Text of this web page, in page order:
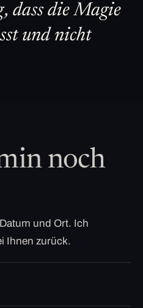
dass die Magie
und nicht
noch
und Ort. Ich
Ihnen zurück.